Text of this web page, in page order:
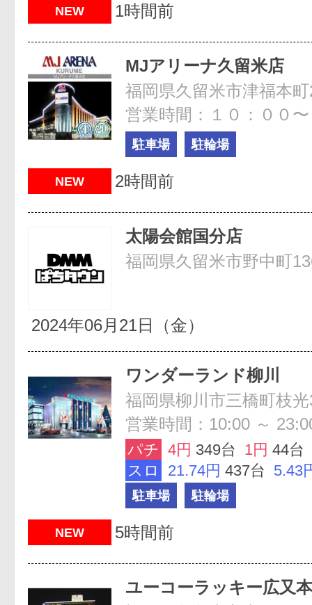
NEW 1時間前
MJアリーナ久留米店
福岡県久留米市津福本
営業時間：１０：００
駐車場 駐輪場
NEW 2時間前
太陽会館国分店
福岡県久留米市野中町
2024年06月21日（金）
ワンダーランド柳川
福岡県柳川市三橋町枝
営業時間：10:00 ～
パチ 4円 349台 1円 44台
スロ
21.74円 437台 5.43
駐車場 駐輪場
NEW 5時間前
ユーコーラッキー広又